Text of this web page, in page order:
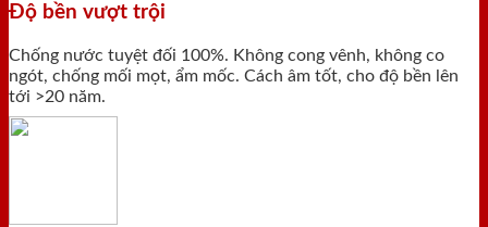
Độ bền vượt trội
Chống nước tuyệt đối 100%. Không cong vênh, không co
ngót, chống mối mọt, ẩm mốc. Cách âm tốt, cho độ bền lên
tới >20 năm.